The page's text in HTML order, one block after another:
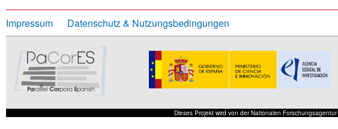
Impressum
Datenschutz & Nutzungsbedingungen
Dieses Projekt wird von der Nationalen